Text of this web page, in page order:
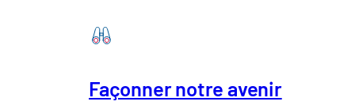
Façonner notre avenir